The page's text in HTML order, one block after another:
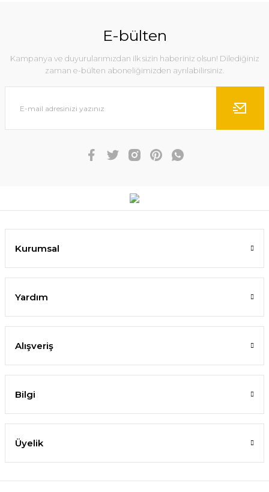
E-bülten
Kampanya ve duyurularımızdan ilk sizin haberiniz olsun! Dilediğiniz
zaman e-bülten aboneliğimizden ayrılabilirsiniz.
Kurumsal
Yardım
Alışveriş
Bilgi
Üyelik